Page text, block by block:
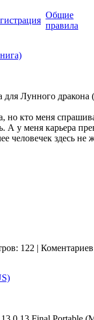
Общие
правила
но кто меня
А у меня карьера
человечек здесь
122 |